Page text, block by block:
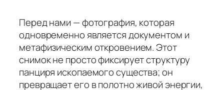
Перед нами — фотография, которая
одновременно является документом и
метафизическим откровением. Этот
снимок не просто фиксирует структуру
панциря ископаемого существа; он
превращает его в полотно живой энергии,